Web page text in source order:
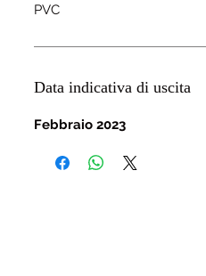
PVC
Data indicativa di uscita
Febbraio 2023